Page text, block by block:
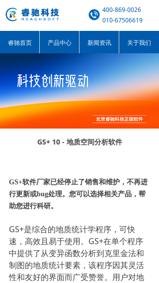
400-869-0026
010-67506619
睿驰首页 产品中心 新闻资讯 关于我们
GS+ 10 - 地质空间分析软件
GS+软件厂家已经停止了销售和维护，不再进
行更新或bug处理。您可以选择相关产品，帮
助您进行科研。
GS+是综合的地质统计学程序，可快
速，高效且易于使用。GS+在单个程序
中提供了从变异函数分析到克里金法和
制图的地质统计要素，该程序因其灵活
性和友好的界面而广受赞誉。用户对地